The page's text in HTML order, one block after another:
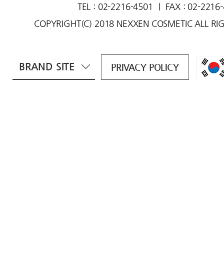
TEL : 02-2216-4501
FAX : 02-
COPYRIGHT(C) 2018 NEXXEN COSMETIC ALL
BRAND SITE PRIVACY POLICY